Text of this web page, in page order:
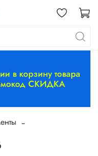
в корзину товара
СКИДКА